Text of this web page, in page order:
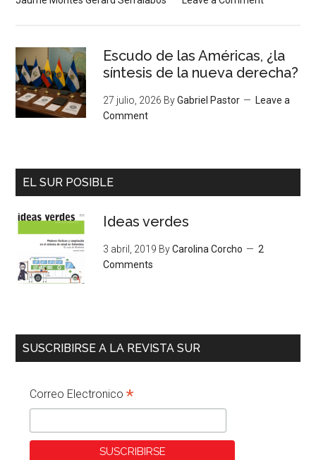
Escudo de las Américas, ¿la
síntesis de la nueva derecha?
27 julio, 2026 ByGabriel Pastor
Leave a
Comment
EL SUR POSIBLE
Ideas verdes
3 abril, 2019 ByCarolina Corcho
2
Comments
SUSCRIBIRSE A LA REVISTA SUR
Correo Electronico*